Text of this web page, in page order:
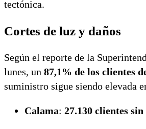
tectónica.
Cortes de luz y daños
Según el reporte de la
lunes, un 87,1% de los clientes
suministro sigue siendo elevada
Calama: 27.130 clientes